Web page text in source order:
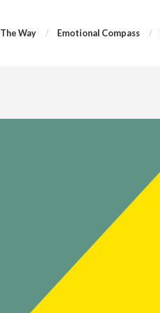
The Way Emotional Compass